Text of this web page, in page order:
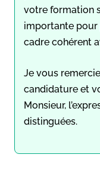
votre formation
importante pour
cadre cohérent
Je vous
candidature et
Monsieur,
distinguées.